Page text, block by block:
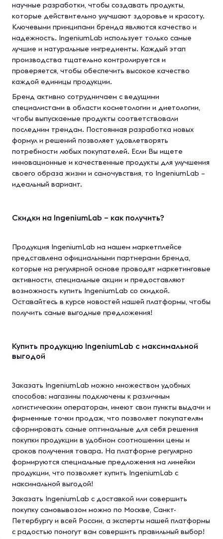
научные разработки, чтобы создавать продукты,
которые действительно улучшают здоровье и красоту.
Ключевыми принципами бренда являются качество и
надежность. IngeniumLab использует только самые
лучшие и натуральные ингредиенты. Каждый этап
производства тщательно контролируется и
проверяется, чтобы обеспечить высокое качество
каждой единицы продукции.
Бренд активно сотрудничаем с ведущими
специалистами в области косметологии и диетологии,
чтобы выпускаемые продукты соответствовали
последним трендам. Постоянная разработка новых
формул и решений позволяет удовлетворять
потребности любых покупателей. Если Вы ищете
инновационные и качественные продукты для улучшения
своего образа жизни и самочувствия, то IngeniumLab –
идеальный вариант.
Скидки на IngeniumLab – как получить?
Продукция IngeniumLab на нашем маркетплейсе
представлена официальными партнерами бренда,
которые на регулярной основе проводят маркетинговые
активности, специальные акции и предоставляют
возможность купить IngeniumLab со скидкой.
Оставайтесь в курсе новостей нашей платформы, чтобы
получить самые выгодные предложения!
Купить продукцию IngeniumLab с максимальной
выгодой
Заказать IngeniumLab можно множеством удобных
способов: магазины подключены к различным
логистическим операторам, имеют свои пункты выдачи и
фирменные точки продаж, что позволяет покупателям
сформировать самые оптимальные для себя решения
покупки продукции в удобном соотношении цены и
сроков получения товара. На платформе регулярно
формируются специальные предложения на линейки
продукции, что позволяет купить IngeniumLab с
максимальной выгодой!
Заказать IngeniumLab с доставкой или совершить
покупку самовывозом можно по Москве, Санкт-
Петербургу и всей России, а эксперты нашей платформы
с радостью помогут вам совершить правильный выбор!